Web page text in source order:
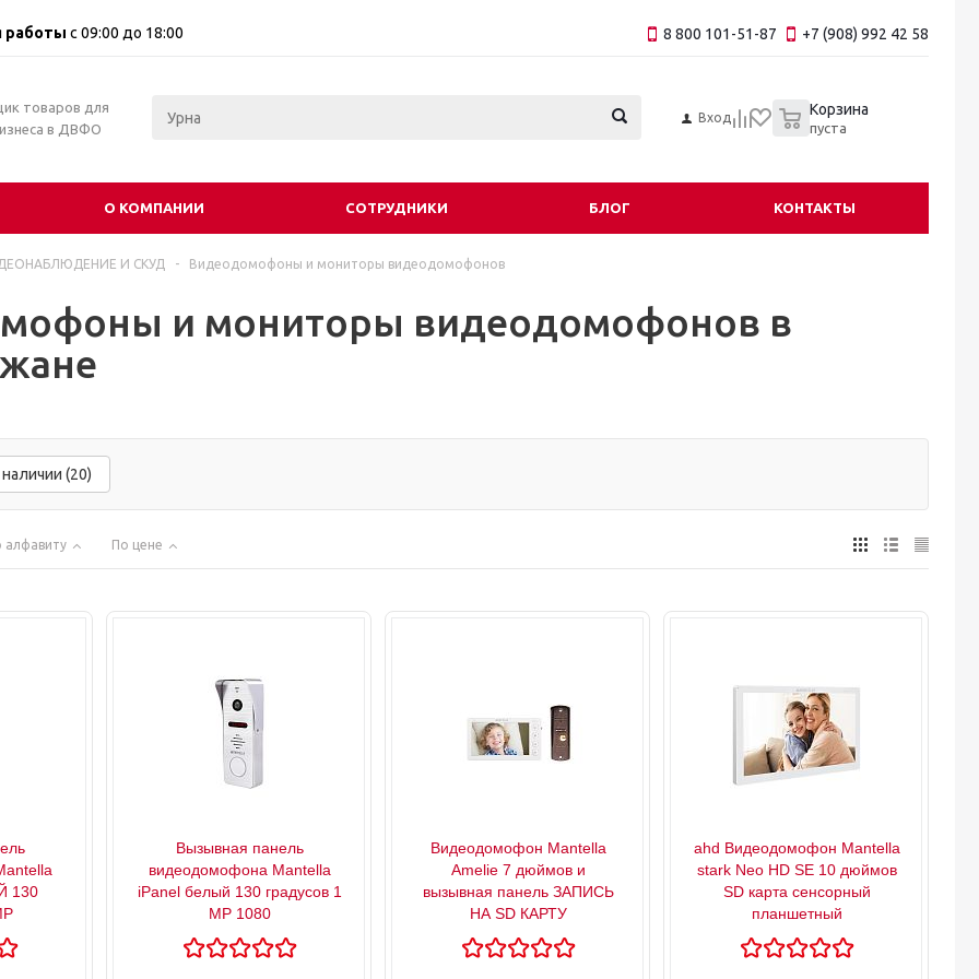
работы с 09:00 до 18:00 8 800 101-51-87 +7 (908) 992 42 58
товаров для
в ДВФО
Вход Корзина
пуста
О КОМПАНИИ СОТРУДНИКИ БЛОГ КОНТАКТЫ
И СКУД - Видеодомофоны и мониторы видеодомофонов
и мониторы видеодомофонов в
(20)
алфавиту По цене
130
Вызывная панель
видеодомофона Mantella
iPanel белый 130 градусов 1
MP 1080
Видеодомофон Mantella
Amelie 7 дюймов и
вызывная панель ЗАПИСЬ
НА SD КАРТУ
ahd Видеодомофон Mantella
stark Neo HD SE 10 дюймов
SD карта сенсорный
планшетный